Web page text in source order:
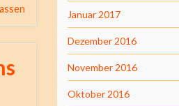
Januar 2017
Dezember 2016
November 2016
Oktober 2016